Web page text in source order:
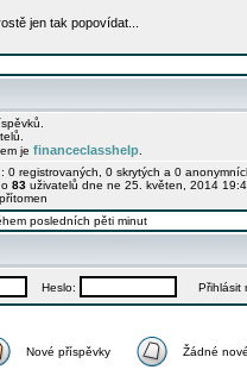
jen tak popovídat...
je financeclasshelp
0 registrovaných, 0 skrytých a 0
83 uživatelů dne ne 25. květen, 2014
posledních pěti minut
Heslo: Přihlásit
Nové příspěvky Žádné